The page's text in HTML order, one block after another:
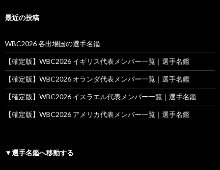
最近の投稿
WBC2026 各出場国の選手名鑑
【確定版】WBC2026 イギリス代表メンバー一覧｜選手名鑑
【確定版】WBC2026 オランダ代表メンバー一覧｜選手名鑑
【確定版】WBC2026 イスラエル代表メンバー一覧｜選手名鑑
【確定版】WBC2026 アメリカ代表メンバー一覧｜選手名鑑
▼選手名鑑へ移動する